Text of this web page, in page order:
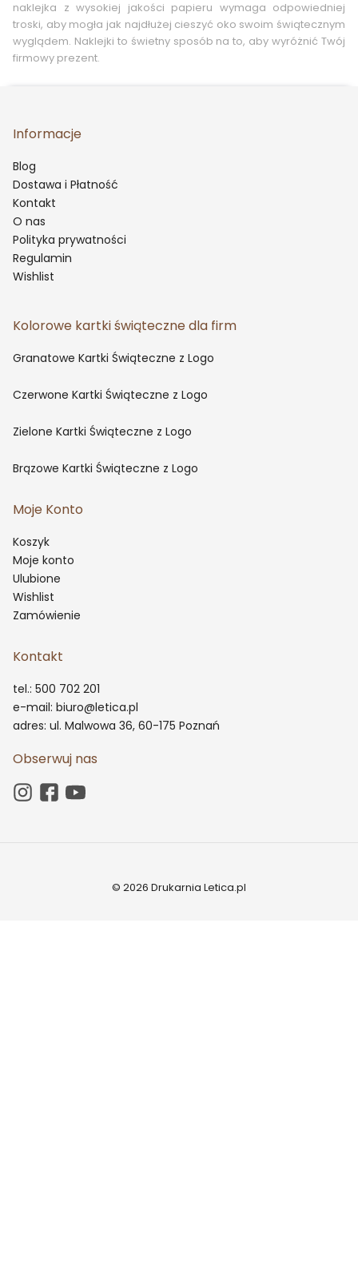
naklejka z wysokiej jakości papieru wymaga odpowiedniej
troski, aby mogła jak najdłużej cieszyć oko swoim świątecznym
wyglądem. Naklejki to świetny sposób na to, aby wyróżnić Twój
firmowy prezent.
Informacje
Blog
Dostawa i Płatność
Kontakt
O nas
Polityka prywatności
Regulamin
Wishlist
Kolorowe kartki świąteczne dla firm
Granatowe Kartki Świąteczne z Logo
Czerwone Kartki Świąteczne z Logo
Zielone Kartki Świąteczne z Logo
Brązowe Kartki Świąteczne z Logo
Moje Konto
Koszyk
Moje konto
Ulubione
Wishlist
Zamówienie
Kontakt
tel.: 500 702 201
e-mail: biuro@letica.pl
adres: ul. Malwowa 36, 60-175 Poznań
Obserwuj nas
© 2026 Drukarnia Letica.pl